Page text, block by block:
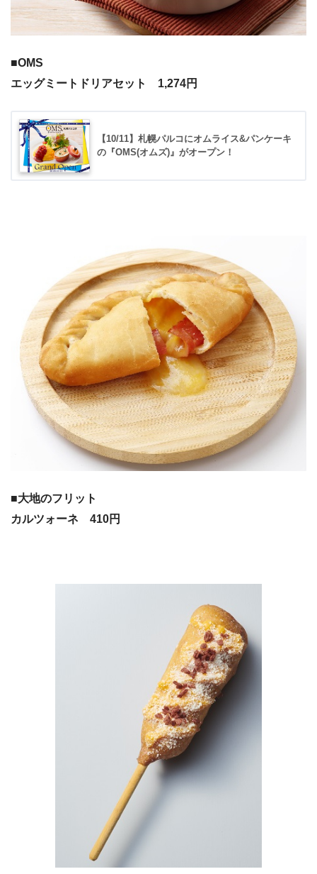
■OMS
エッグミートドリアセット 1,274円
【10/11】札幌パルコにオムライス&パンケーキ
の『OMS(オムズ)』がオープン！
■大地のフリット
カルツォーネ 410円